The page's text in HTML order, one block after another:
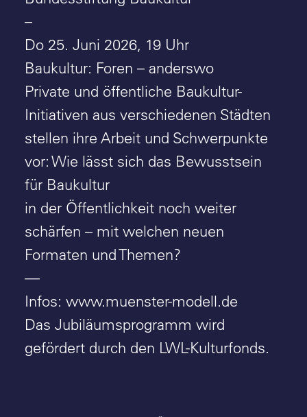
–
Do 25. Juni 2026, 19 Uhr
Baukultur: Foren – anderswo
Private und öffentliche Baukultur-
Initiativen aus verschiedenen Städten
stellen ihre Arbeit und Schwerpunkte
vor: Wie lässt sich das Bewusstsein
für Baukultur
in der Öffentlichkeit noch weiter
schärfen – mit welchen neuen
Formaten und Themen?
—
Infos: www.muenster-modell.de
Das Jubiläumsprogramm wird
gefördert durch den LWL-Kulturfonds.